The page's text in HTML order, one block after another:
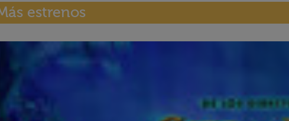
estrenos